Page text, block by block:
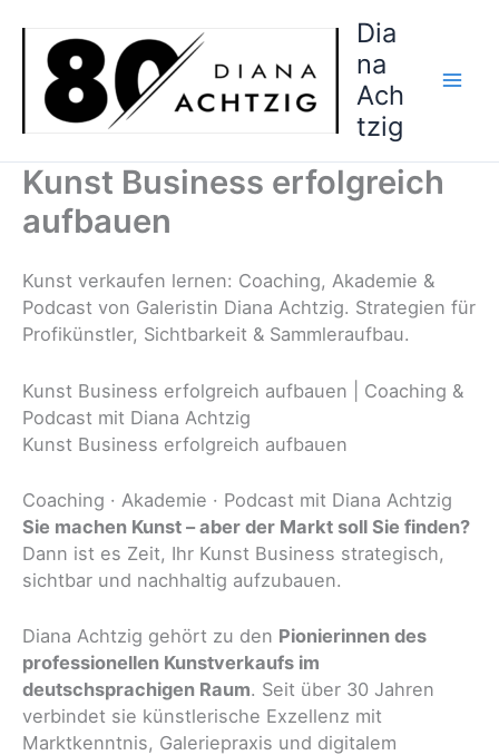
springen
Dia
na
Ach
tzig
Kunst Business erfolgreich
aufbauen
Kunst verkaufen lernen: Coaching, Akademie &
Podcast von Galeristin Diana Achtzig. Strategien für
Profikünstler, Sichtbarkeit & Sammleraufbau.
Kunst Business erfolgreich aufbauen | Coaching &
Podcast mit Diana Achtzig
Kunst Business erfolgreich aufbauen
Coaching · Akademie · Podcast mit Diana Achtzig
Sie machen Kunst – aber der Markt soll Sie finden?
Dann ist es Zeit, Ihr Kunst Business strategisch,
sichtbar und nachhaltig aufzubauen.
Diana Achtzig gehört zu den Pionierinnen des
professionellen Kunstverkaufs im
deutschsprachigen Raum. Seit über 30 Jahren
verbindet sie künstlerische Exzellenz mit
Marktkenntnis, Galeriepraxis und digitalem